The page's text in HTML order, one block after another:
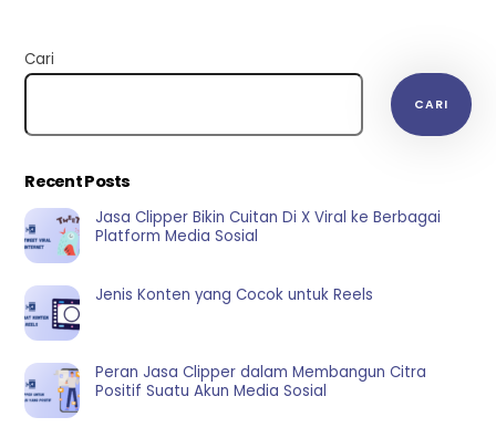
Cari
CARI
Recent Posts
Jasa Clipper Bikin Cuitan Di X Viral ke Berbagai
Platform Media Sosial
Jenis Konten yang Cocok untuk Reels
Peran Jasa Clipper dalam Membangun Citra
Positif Suatu Akun Media Sosial